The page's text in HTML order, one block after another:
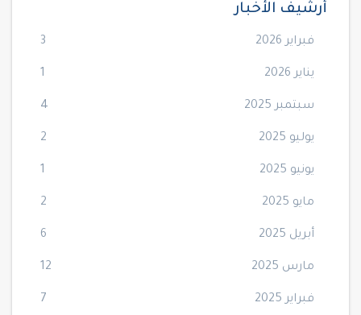
أرشيف الأخبار
فبراير 2026
يناير 2026
سبتمبر 2025
يوليو 2025
يونيو 2025
مايو 2025
أبريل 2025
مارس 2025
فبراير 2025